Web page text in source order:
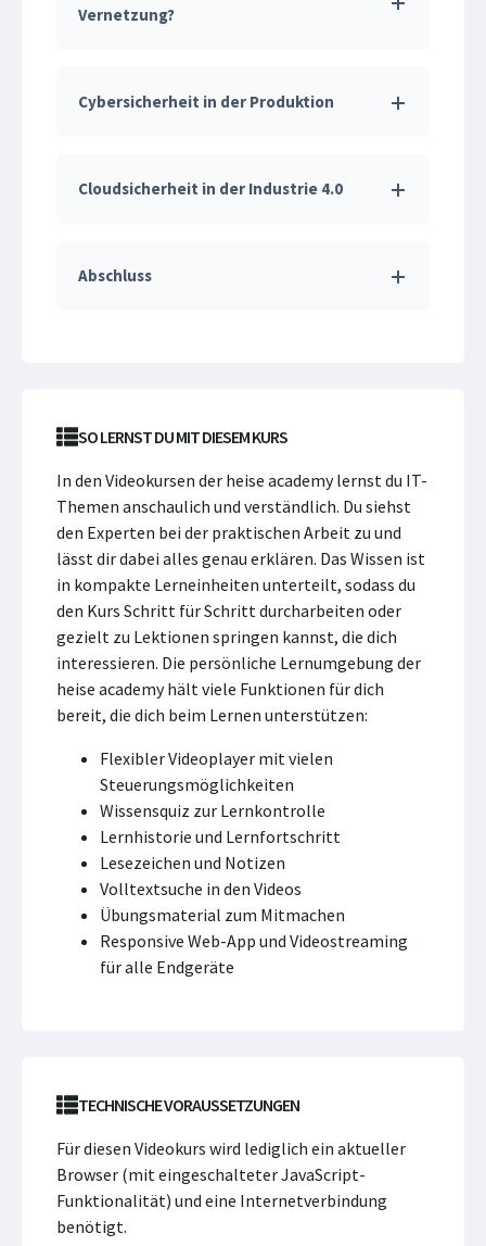
Vernetzung?
Cybersicherheit in der Produktion
Cloudsicherheit in der Industrie 4.0
Abschluss
SO LERNST DU MIT DIESEM KURS
In den Videokursen der heise academy lernst du IT-
Themen anschaulich und verständlich. Du siehst
den Experten bei der praktischen Arbeit zu und
lässt dir dabei alles genau erklären. Das Wissen ist
in kompakte Lerneinheiten unterteilt, sodass du
den Kurs Schritt für Schritt durcharbeiten oder
gezielt zu Lektionen springen kannst, die dich
interessieren. Die persönliche Lernumgebung der
heise academy hält viele Funktionen für dich
bereit, die dich beim Lernen unterstützen:
Flexibler Videoplayer mit vielen
Steuerungsmöglichkeiten
Wissensquiz zur Lernkontrolle
Lernhistorie und Lernfortschritt
Lesezeichen und Notizen
Volltextsuche in den Videos
Übungsmaterial zum Mitmachen
Responsive Web-App und Videostreaming
für alle Endgeräte
TECHNISCHE VORAUSSETZUNGEN
Für diesen Videokurs wird lediglich ein aktueller
Browser (mit eingeschalteter JavaScript-
Funktionalität) und eine Internetverbindung
benötigt.